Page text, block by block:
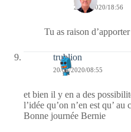
20/04/2020/18:56
Tu as raison
trublion
20/04/2020/08:55
et bien il y en a des
l’idée qu’on n’en est qu’ au
Bonne journée Bernie